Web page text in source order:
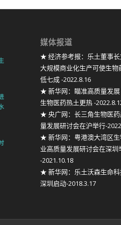
媒体报道
★ 经济参考报：乐土董事长
大规模商业化生产可使生物
低七成 -2022.8.16
★ 新华网：瞄准高质量发
生物医药热土更热 -
★ 央广网：长三角生物医
量发展研讨会在沪举行-
★ 新华网：粤港澳大湾区生
业高质量发展研讨会在深圳
-2021.10.18
★ 新华网：乐土沃森生命
深圳启动-2018.3.17